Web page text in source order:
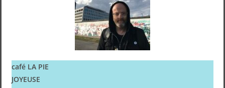
café LA PIE
JOYEUSE